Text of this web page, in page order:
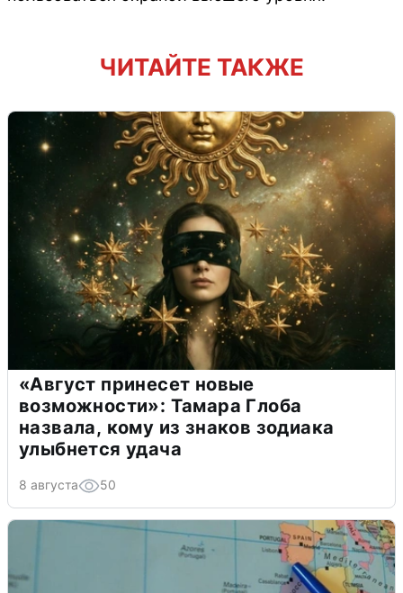
ЧИТАЙТЕ ТАКЖЕ
«Август принесет новые
возможности»: Тамара Глоба
назвала, кому из знаков зодиака
улыбнется удача
8 августа 50